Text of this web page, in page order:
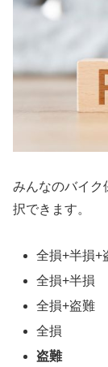
みんなのバイク
択できます。
全損+半損+
全損+半損
全損+盗難
全損
盗難